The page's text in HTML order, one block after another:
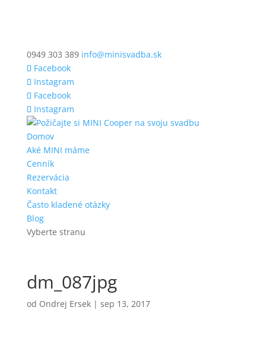
0949 303 389 info@minisvadba.sk
Facebook
Instagram
Facebook
Instagram
Domov
Aké MINI máme
Cenník
Rezervácia
Kontakt
Často kladené otázky
Blog
Vyberte stranu
dm_087jpg
od Ondrej Ersek| sep 13, 2017